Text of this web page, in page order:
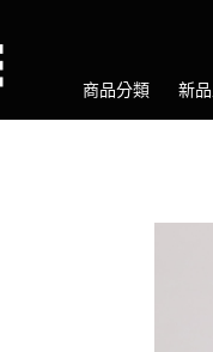
商品分類 新